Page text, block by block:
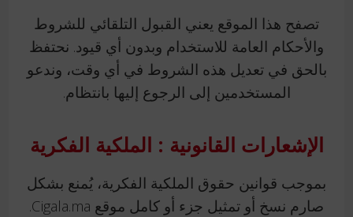
تصفح هذا الموقع يعني القبول التلقائي للشروط
والأحكام العامة للاستخدام وبدون أي قيود. نحتفظ
بالحق في تعديل هذه الشروط في أي وقت، وندعو
المستخدمين إلى الرجوع إليها بانتظام.
الإشعارات القانونية : الملكية الفكرية
بموجب قوانين حقوق الملكية الفكرية، يُمنع بشكل
صارم نسخ أو تمثيل جزء أو كامل موقع Cigala.ma.